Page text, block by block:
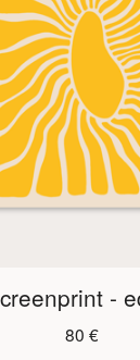
-
80 €